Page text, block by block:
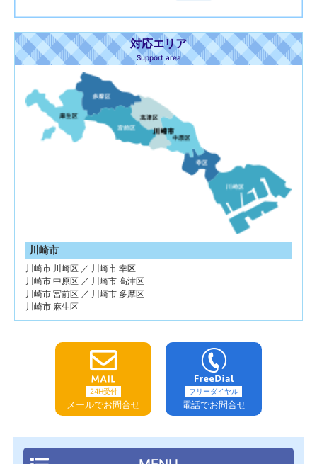
対応エリア
Support area
川崎市
川崎市 川崎区 ／ 川崎市 幸区
川崎市 中原区 ／ 川崎市 高津区
川崎市 宮前区 ／ 川崎市 多摩区
川崎市 麻生区
24H受付
メールでお問合せ
フリーダイヤル
電話でお問合せ